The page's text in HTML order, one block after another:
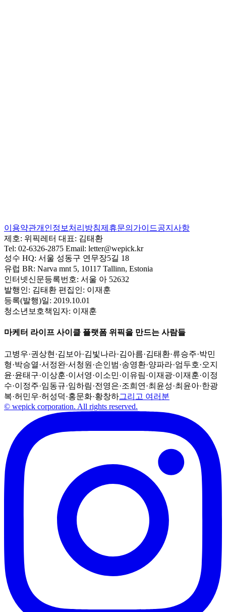
이용약관개인정보처리방침제휴문의 가이드공지사항
제호: 위픽레터 대표: 김태환
Tel: 02-6326-2875 Email: letter@wepick.kr
성수 HQ: 서울 성동구 연무장5길 18
유럽 BR: Narva mnt 5, 10117 Tallinn, Estonia
인터넷신문등록번호: 서울 아 52632
발행인: 김태환 편집인: 이재훈
등록(발행)일: 2019.10.01
청소년보호책임자: 이재훈
마케터 라이프 사이클 플랫폼 위픽을 만드는 사람들
고병우·권상현 ·김보아·김빛나라·김아름·김태환·류승주·박민
형·박승열·서정완·서청원 ·손인범·송영환·양파라·엄두호·오지
윤·윤태구·이상훈·이서영·이소민·이유림·이재광·이재훈·이정
수·이정주·임동규·임하림·전영은·조희연 ·최윤성·최윤아·한광
복·허민우·허성덕·홍문화·황창하그리고 여러분
© wepick corporation. All rights reserved.